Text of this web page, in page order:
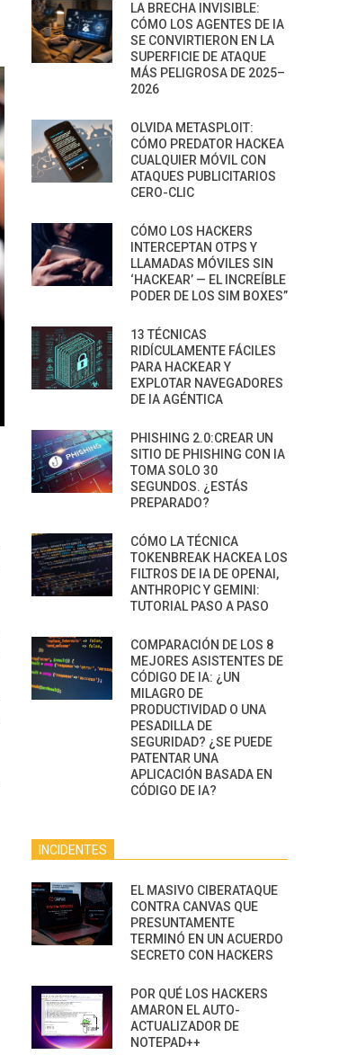
LA BRECHA INVISIBLE:
CÓMO LOS AGENTES DE IA
SE CONVIRTIERON EN LA
SUPERFICIE DE ATAQUE
MÁS PELIGROSA DE 2025–
2026
OLVIDA METASPLOIT:
CÓMO PREDATOR HACKEA
CUALQUIER MÓVIL CON
ATAQUES PUBLICITARIOS
CERO-CLIC
CÓMO LOS HACKERS
INTERCEPTAN OTPS Y
LLAMADAS MÓVILES SIN
‘HACKEAR’ — EL INCREÍBLE
PODER DE LOS SIM BOXES”
13 TÉCNICAS
RIDÍCULAMENTE FÁCILES
PARA HACKEAR Y
EXPLOTAR NAVEGADORES
DE IA AGÉNTICA
PHISHING 2.0:CREAR UN
SITIO DE PHISHING CON IA
TOMA SOLO 30
SEGUNDOS. ¿ESTÁS
PREPARADO?
CÓMO LA TÉCNICA
TOKENBREAK HACKEA LOS
FILTROS DE IA DE OPENAI,
ANTHROPIC Y GEMINI:
TUTORIAL PASO A PASO
COMPARACIÓN DE LOS 8
MEJORES ASISTENTES DE
CÓDIGO DE IA: ¿UN
MILAGRO DE
PRODUCTIVIDAD O UNA
PESADILLA DE
SEGURIDAD? ¿SE PUEDE
PATENTAR UNA
APLICACIÓN BASADA EN
CÓDIGO DE IA?
INCIDENTES
EL MASIVO CIBERATAQUE
CONTRA CANVAS QUE
PRESUNTAMENTE
TERMINÓ EN UN ACUERDO
SECRETO CON HACKERS
POR QUÉ LOS HACKERS
AMARON EL AUTO-
ACTUALIZADOR DE
NOTEPAD++